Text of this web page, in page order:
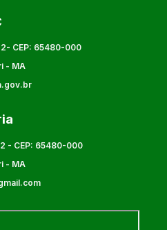
- CEP: 65480-000
- MA
- CEP: 65480-000
- MA